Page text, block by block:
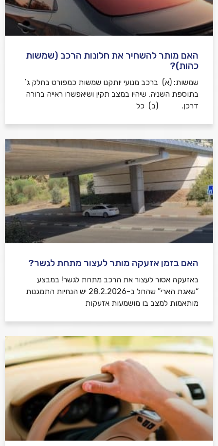
האם מותר להשחיר את חלונות הרכב (שמשות
כהות)?
שמשות: (א) ברכב מנועי יותקנו שמשות כמפורט בחלק ג’
בתוספת השניה, שיהיו במצב תקין ושיאפשרו ראייה ברורה
דרכן. (ב) כל
האם בזמן אזעקה מותר לעצור מתחת לגשר?
באזעקה אסור לעצור את הרכב מתחת לגשר! במבצע
“שאגת הארי” שהחל ב-28.2.2026 יש הנחיות התמגנות
מותאמות למצב בו מושמעות אזעקות